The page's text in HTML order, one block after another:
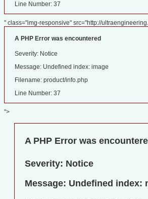
Line Number: 37
" class="img-responsive" src="http://
A PHP Error was encountered
Severity: Notice
Message: Undefined index: image
Filename: product/info.php
Line Number: 37
">
A PHP Error was
Severity: Notice
Message: Undefined index: